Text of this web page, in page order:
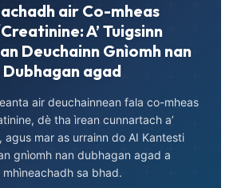
air Co-mheas
A’ Tuigsinn
Deuchainn Gnìomh nan
Dubhagan agad
air deuchainnean fala co-mheas
dè tha ìrean cunnartach a’
agus mar as urrainn do AI Kantesti
gnìomh nan dubhagan agad a
mhìneachadh sa bhad.